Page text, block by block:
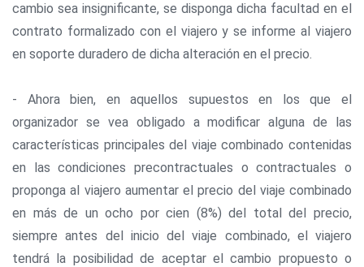
cambio sea insignificante, se disponga dicha facultad en el
contrato formalizado con el viajero y se informe al viajero
en soporte duradero de dicha alteración en el precio.
- Ahora bien, en aquellos supuestos en los que el
organizador se vea obligado a modificar alguna de las
características principales del viaje combinado contenidas
en las condiciones precontractuales o contractuales o
proponga al viajero aumentar el precio del viaje combinado
en más de un ocho por cien (8%) del total del precio,
siempre antes del inicio del viaje combinado, el viajero
tendrá la posibilidad de aceptar el cambio propuesto o